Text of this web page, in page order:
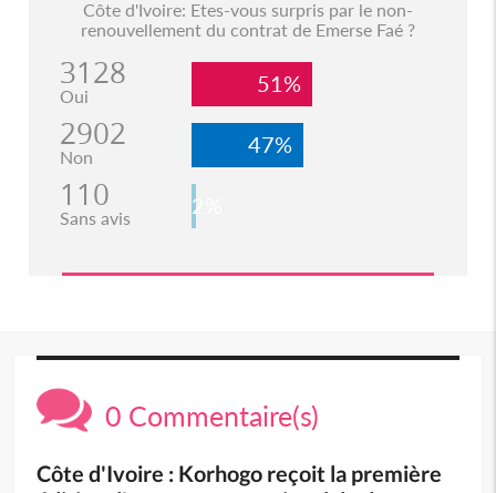
Côte d'Ivoire: Etes-vous surpris par le non-
renouvellement du contrat de Emerse Faé ?
3128
Oui 51%
2902
Non 47%
110
Sans avis 2%
0 Commentaire(s)
Côte d'Ivoire : Korhogo reçoit la première